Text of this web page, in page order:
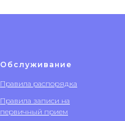
Обслуживание
Правила распорядка
Правила записи на
первичный прием